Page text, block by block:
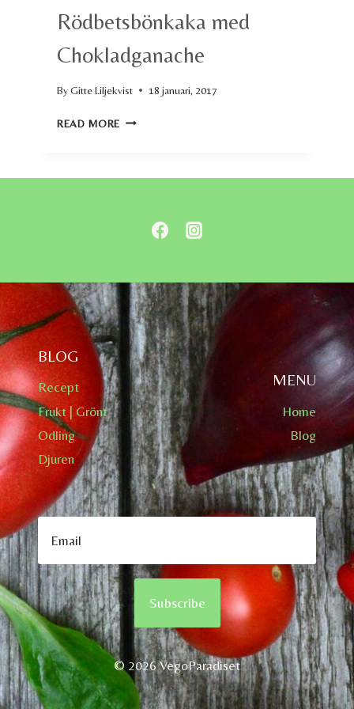
Rödbetsbönkaka med
Chokladganache
ByGitte Liljekvist 18 januari, 2017
READ MORE RÖDBETSBÖNKAKA
BLOG
Recept
Frukt | Grönt
Odling
Djuren
MENU
Home
Blog
© 2026 VegoParadiset
Subscribe